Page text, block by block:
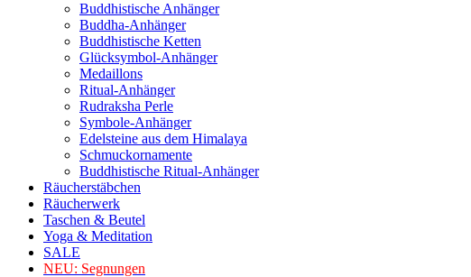
Buddhistische Anhänger
Buddha-Anhänger
Buddhistische Ketten
Glücksymbol-Anhänger
Medaillons
Ritual-Anhänger
Rudraksha Perle
Symbole-Anhänger
Edelsteine aus dem Himalaya
Schmuckornamente
Buddhistische Ritual-Anhänger
Räucherstäbchen
Räucherwerk
Taschen & Beutel
Yoga & Meditation
SALE
NEU: Segnungen